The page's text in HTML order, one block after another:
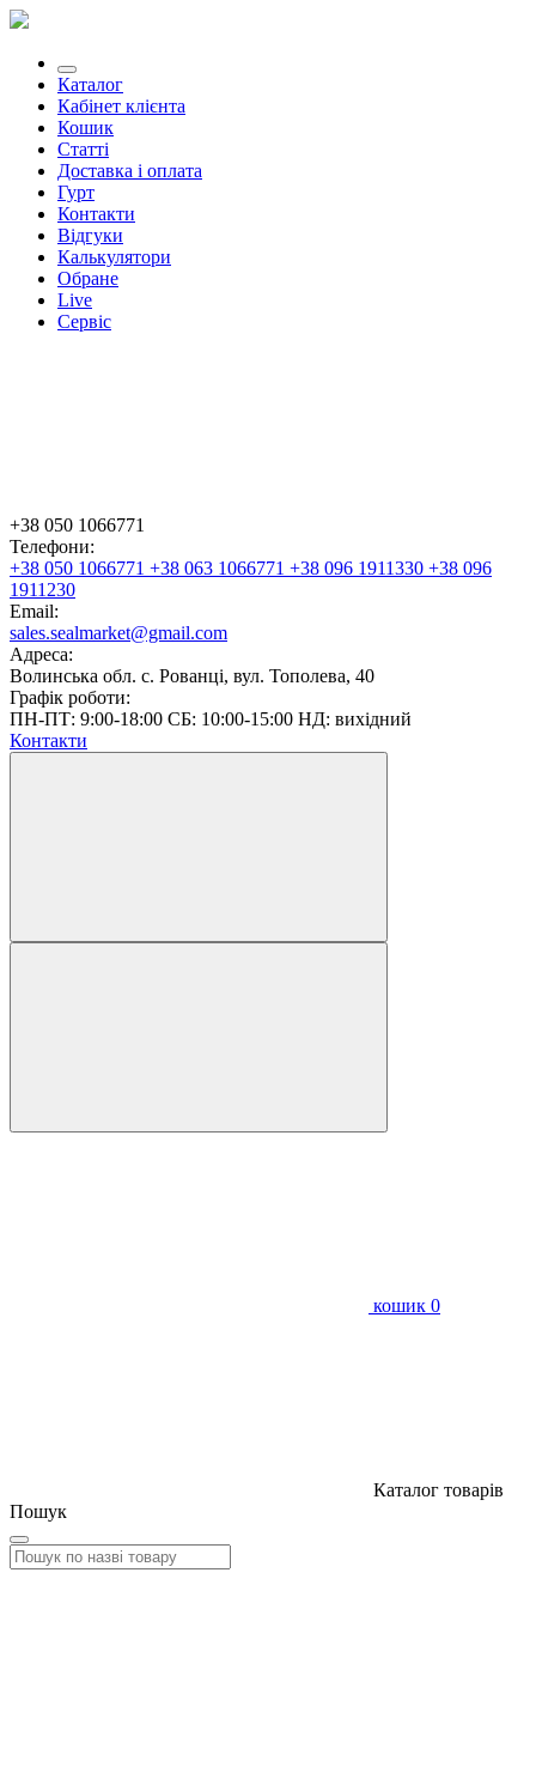
Каталог
Кабінет клієнта
Кошик
Статті
Доставка і оплата
Гурт
Контакти
Відгуки
Калькулятори
Обране
Live
Сервіс
+38 050 1066771
Телефони:
+38 050 1066771 +38 063 1066771 +38 096 1911330 +38 096
1911230
Email:
sales.sealmarket@gmail.com
Адреса:
Волинська обл. с. Рованці, вул. Тополева, 40
Графік роботи:
ПН-ПТ: 9:00-18:00 СБ: 10:00-15:00 НД: вихідний
Контакти
кошик 0
Каталог товарів
Пошук